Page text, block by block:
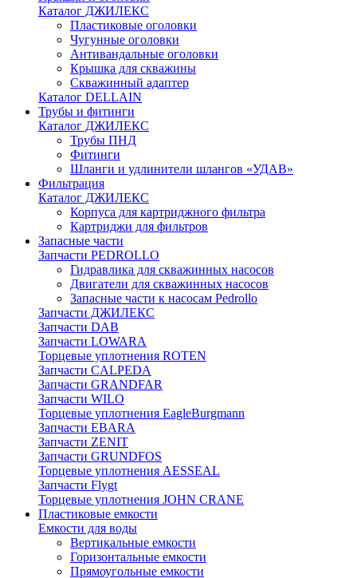
Каталог ДЖИЛЕКС
Пластиковые оголовки
Чугунные оголовки
Антивандальные оголовки
Крышка для скважины
Скважинный адаптер
Каталог DELLAIN
Трубы и фитинги
Каталог ДЖИЛЕКС
Трубы ПНД
Фитинги
Шланги и удлинители шлангов «УДАВ»
Фильтрация
Каталог ДЖИЛЕКС
Корпуса для картриджного фильтра
Картриджи для фильтров
Запасные части
Запчасти PEDROLLO
Гидравлика для скважинных насосов
Двигатели для скважинных насосов
Запасные части к насосам Pedrollo
Запчасти ДЖИЛЕКС
Запчасти DAB
Запчасти LOWARA
Торцевые уплотнения ROTEN
Запчасти CALPEDA
Запчасти GRANDFAR
Запчасти WILO
Торцевые уплотнения EagleBurgmann
Запчасти EBARA
Запчасти ZENIT
Запчасти GRUNDFOS
Торцевые уплотнения AESSEAL
Запчасти Flygt
Торцевые уплотнения JOHN CRANE
Пластиковые емкости
Емкости для воды
Вертикальные емкости
Горизонтальные емкости
Прямоугольные емкости